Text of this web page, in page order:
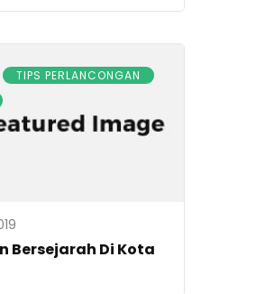
TIPS PERLANCONGAN
Bersejarah Di Kota